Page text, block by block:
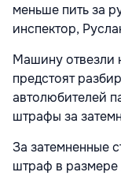
меньше пить за
инспектор,
Машину отвезли
предстоят
автолюбителей
штрафы за
За затемненные
штраф в размере